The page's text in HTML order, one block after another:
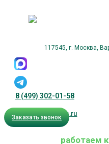
117545, г. Москва,
8 (499) 302-01-58
business@trustbus.ru
Заказать звонок
работаем